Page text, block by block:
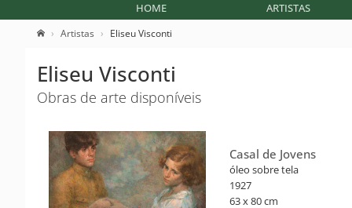
HOME ARTISTAS
Artistas Eliseu Visconti
Eliseu Visconti
Obras de arte disponíveis
Casal de Jovens
óleo sobre tela
1927
63 x 80 cm